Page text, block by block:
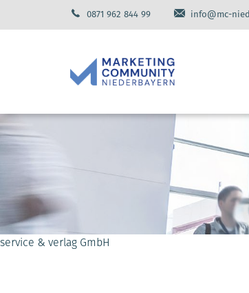
0871 962 844 99 info@mc-
service & verlag GmbH